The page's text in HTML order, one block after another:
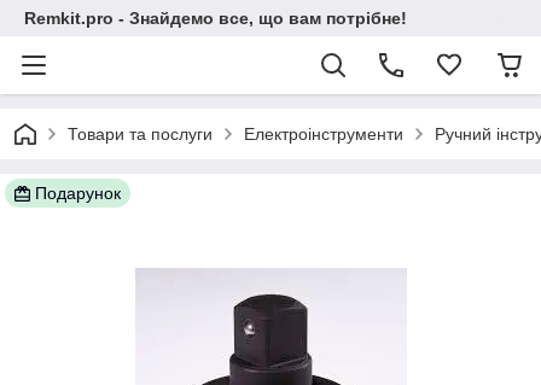
Remkit.pro - Знайдемо все, що вам потрібне!
Товари та послуги Електроінструменти Ручний
Подарунок